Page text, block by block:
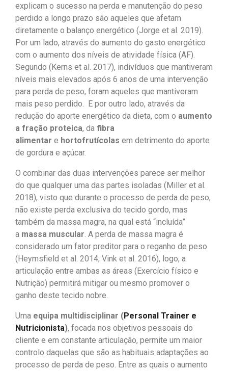
explicam o sucesso na perda e manutenção do peso
perdido a longo prazo são aqueles que afetam
diretamente o balanço energético (Jorge et al. 2019).
Por um lado, através do aumento do gasto energético
com o aumento dos níveis de atividade física (AF).
Segundo (Kerns et al. 2017), indivíduos que mantiveram
níveis mais elevados após 6 anos de uma intervenção
para perda de peso, foram aqueles que mantiveram
mais peso perdido. E por outro lado, através da
redução do aporte energético da dieta, com o aumento
a fração proteica, da fibra
alimentar e hortofrutícolas em detrimento do aporte
de gordura e açúcar.
O combinar das duas intervenções parece ser melhor
do que qualquer uma das partes isoladas (Miller et al.
2018), visto que durante o processo de perda de peso,
não existe perda exclusiva do tecido gordo, mas
também da massa magra, na qual está “incluída”
a massa muscular . A perda de massa magra é
considerado um fator preditor para o reganho de peso
(Heymsfield et al. 2014; Vink et al. 2016), logo, a
articulação entre ambas as áreas (Exercício físico e
Nutrição) permitirá mitigar ou mesmo promover o
ganho deste tecido nobre.
Uma equipa multidisciplinar (Personal Trainer e
Nutricionista), focada nos objetivos pessoais do
cliente e em constante articulação, permite um maior
controlo daquelas que são as habituais adaptações ao
processo de perda de peso. Entre as quais o aumento